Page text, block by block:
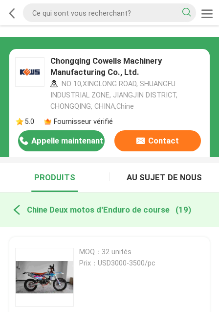
Chongqing Cowells Machinery
Manufacturing Co., Ltd.
NO 10,XINGLONG ROAD, SHUANGFU
INDUSTRIAL ZONE, JIANGJIN DISTRICT,
CHONGQING, CHINA,Chine
5.0
Fournisseur vérifié
Appelle maintenant Contact
PRODUITS AU SUJET DE NOUS
Chine Deux motos d'Enduro de course (19)
MOQ：32 unités
Prix：USD3000-3500/pc